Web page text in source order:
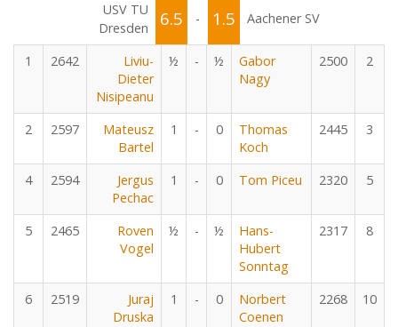
USV TU
Dresden
6.5 - 1.5 Aachener SV
1 2642
Liviu-
Dieter
Nisipeanu
½ - ½
Gabor
Nagy
2500 2
2 2597
Mateusz
Bartel
1 - 0
Thomas
Koch
2445 3
4 2594
Jergus
Pechac
1 - 0 Tom Piceu 2320 5
5 2465
Roven
Vogel
½ - ½
Hans-
Hubert
Sonntag
2317 8
6 2519
Juraj
Druska
1 - 0
Norbert
Coenen
2268 10